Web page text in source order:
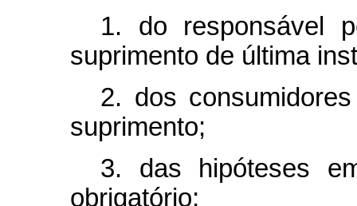
1. do responsável
suprimento de última
2. dos
suprimento;
3. das hipóteses
obrigatório;